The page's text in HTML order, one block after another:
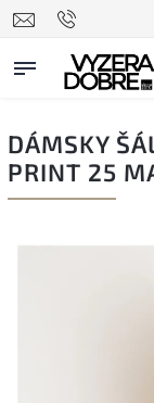
DÁMSKY
PRINT 25